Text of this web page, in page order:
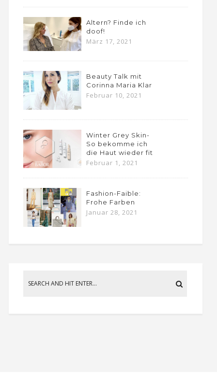
Altern? Finde ich
doof!
März 17, 2021
Beauty Talk mit
Corinna Maria Klar
Februar 10, 2021
Winter Grey Skin-
So bekomme ich
die Haut wieder fit
Februar 1, 2021
Fashion-Faible:
Frohe Farben
Januar 28, 2021